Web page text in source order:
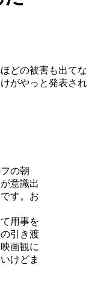
どの被害も出てな
がやっと発表され
の朝
意識出
す。お
用事を
引き渡
画観に
けどま